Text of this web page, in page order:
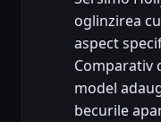
oglinzirea
aspect
Comparativ
model
becurile